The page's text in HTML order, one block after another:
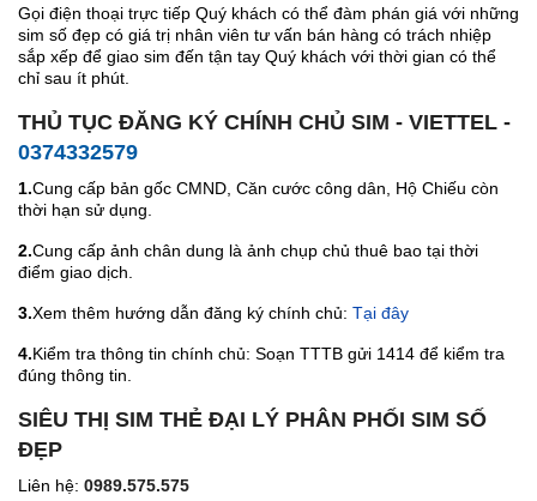
Gọi điện thoại trực tiếp Quý khách có thể đàm phán giá với những
sim số đẹp có giá trị nhân viên tư vấn bán hàng có trách nhiệp
sắp xếp để giao sim đến tận tay Quý khách với thời gian có thể
chỉ sau ít phút.
THỦ TỤC ĐĂNG KÝ CHÍNH CHỦ SIM - VIETTEL -
0374332579
1.Cung cấp bản gốc CMND, Căn cước công dân, Hộ Chiếu còn
thời hạn sử dụng.
2.Cung cấp ảnh chân dung là ảnh chụp chủ thuê bao tại thời
điểm giao dịch.
3.Xem thêm hướng dẫn đăng ký chính chủ: Tại đây
4.Kiểm tra thông tin chính chủ: Soạn TTTB gửi 1414 để kiểm tra
đúng thông tin.
SIÊU THỊ SIM THẺ ĐẠI LÝ PHÂN PHỐI SIM SỐ
ĐẸP
Liên hệ: 0989.575.575